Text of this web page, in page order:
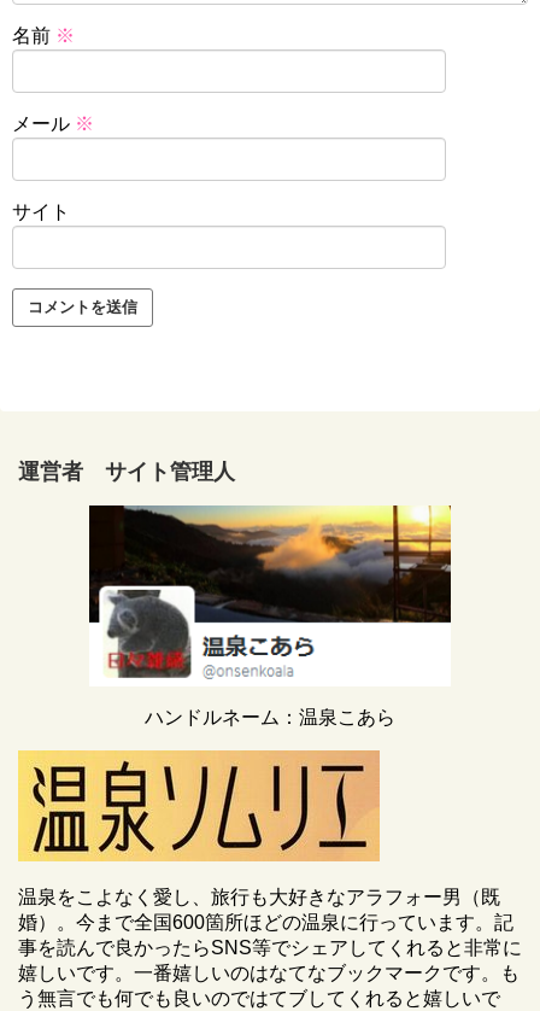
名前 ※
メール ※
サイト
運営者 サイト管理人
ハンドルネーム：温泉こあら
温泉をこよなく愛し、旅行も大好きなアラフォー男（既
婚）。今まで全国600箇所ほどの温泉に行っています。記
事を読んで良かったらSNS等でシェアしてくれると非常に
嬉しいです。一番嬉しいのはなてなブックマークです。も
う無言でも何でも良いのではてブしてくれると嬉しいで